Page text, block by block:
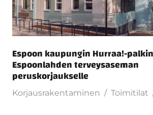
Espoon kaupungin Hurraa!-
Espoonlahden terveysaseman
peruskorjaukselle
Korjausrakentaminen Toimitilat